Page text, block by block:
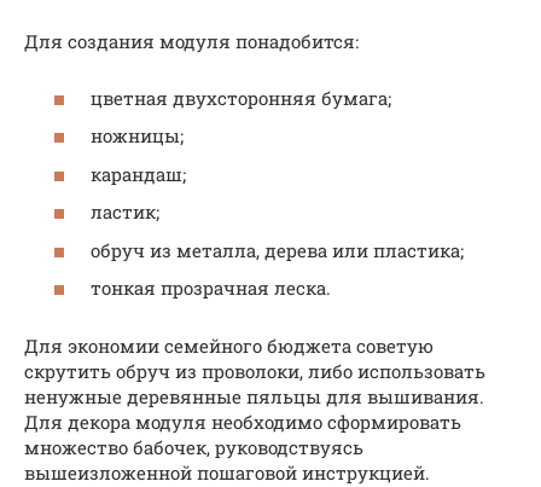
Для создания модуля понадобится:
цветная двухсторонняя бумага;
ножницы;
карандаш;
ластик;
обруч из металла, дерева или пластика;
тонкая прозрачная леска.
Для экономии семейного бюджета советую
скрутить обруч из проволоки, либо использовать
ненужные деревянные пяльцы для вышивания.
Для декора модуля необходимо сформировать
множество бабочек, руководствуясь
вышеизложенной пошаговой инструкцией.